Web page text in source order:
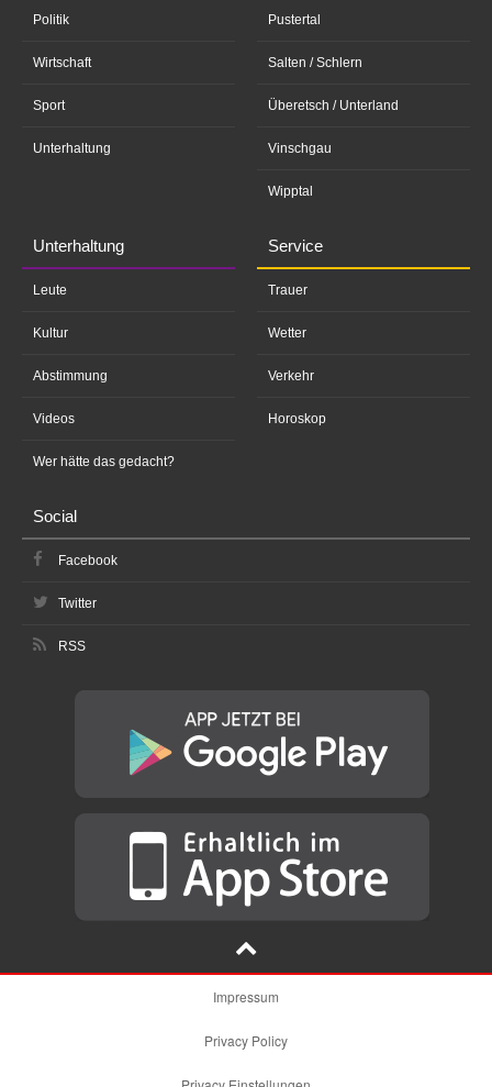
Politik
Wirtschaft
Sport
Unterhaltung
Pustertal
Salten / Schlern
Überetsch / Unterland
Vinschgau
Wipptal
Unterhaltung
Leute
Kultur
Abstimmung
Videos
Wer hätte das gedacht?
Service
Trauer
Wetter
Verkehr
Horoskop
Social
Facebook
Twitter
RSS
Impressum
Privacy Policy